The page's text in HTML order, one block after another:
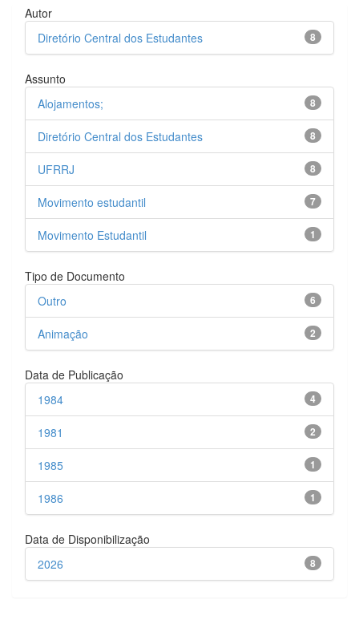
Autor
8
Diretório Central dos Estudantes
Assunto
8
Alojamentos;
8
Diretório Central dos Estudantes
8
UFRRJ
7
Movimento estudantil
1
Movimento Estudantil
Tipo de Documento
6
Outro
2
Animação
Data de Publicação
4
1984
2
1981
1
1985
1
1986
Data de Disponibilização
8
2026